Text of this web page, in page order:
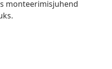
monteerimisjuhend